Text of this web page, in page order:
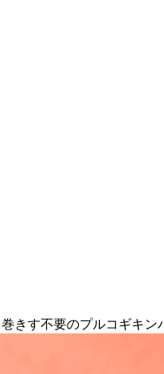
きす不要のプルコギキ